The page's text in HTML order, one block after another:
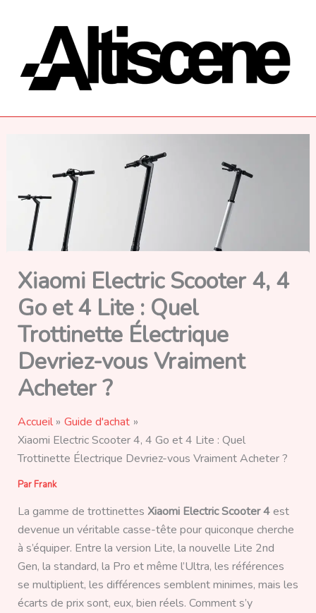
Xiaomi Electric Scooter 4, 4
Go et 4 Lite : Quel
Trottinette Électrique
Devriez-vous Vraiment
Acheter ?
Accueil
Guide d'achat
Xiaomi Electric Scooter 4, 4 Go et 4 Lite : Quel
Trottinette Électrique Devriez-vous Vraiment Acheter ?
Par Frank
La gamme de trottinettes Xiaomi Electric Scooter 4est
devenue un véritable casse-tête pour quiconque cherche
à s’équiper. Entre la version Lite, la nouvelle Lite 2nd
Gen, la standard, la Pro et même l’Ultra, les références
se multiplient, les différences semblent minimes, mais les
écarts de prix sont, eux, bien réels. Comment s’y